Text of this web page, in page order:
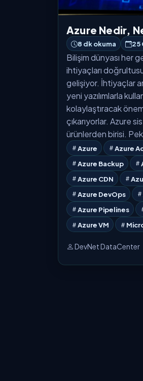
Azure Nedir,
8 dk okuma 25
Bilişim dünyası her
ihtiyaçları
gelişiyor. İhtiyaçlar
yeni yazılımlarla
kolaylaştıracak
çıkarıyorlar. Azure
ürünlerden birisi.
Azure
Azure
Azure Backup
Azure CDN
Azure DevOps
Azure Pipelines
Azure VM
DevNet DataCenter